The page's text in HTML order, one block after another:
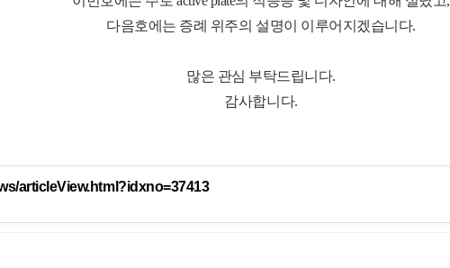
다음호에는 증례 위주의 설명이 이루어지겠습니다.
많은 관심 부탁드립니다.
감사합니다.
articleView.html?idxno=37413